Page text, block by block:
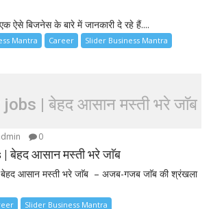
ऐसे बिजनेस के बारे में जानकारी दे रहे हैं....
Mantra Career
Slider Business Mantra
| बेहद आसान मस्ती भरे जाॅब
0
बेहद आसान मस्ती भरे जाॅब
आसान मस्ती भरे जाॅब – अजब-गजब जाॅब की श्रंखला
Slider Business Mantra